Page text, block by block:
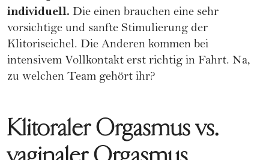
individuell. Die einen brauchen eine sehr
vorsichtige und sanfte Stimulierung der
Klitoriseichel. Die Anderen kommen bei
intensivem Vollkontakt erst richtig in Fahrt. Na,
zu welchen Team gehört ihr?
Klitoraler Orgasmus vs.